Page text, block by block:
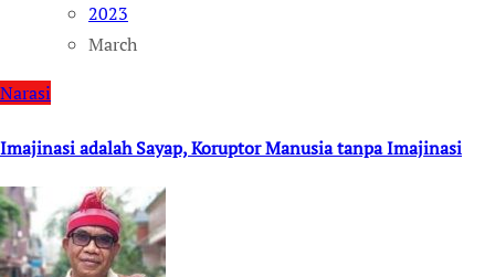
2023
March
Narasi
Imajinasi adalah Sayap, Koruptor Manusia tanpa Imajinasi